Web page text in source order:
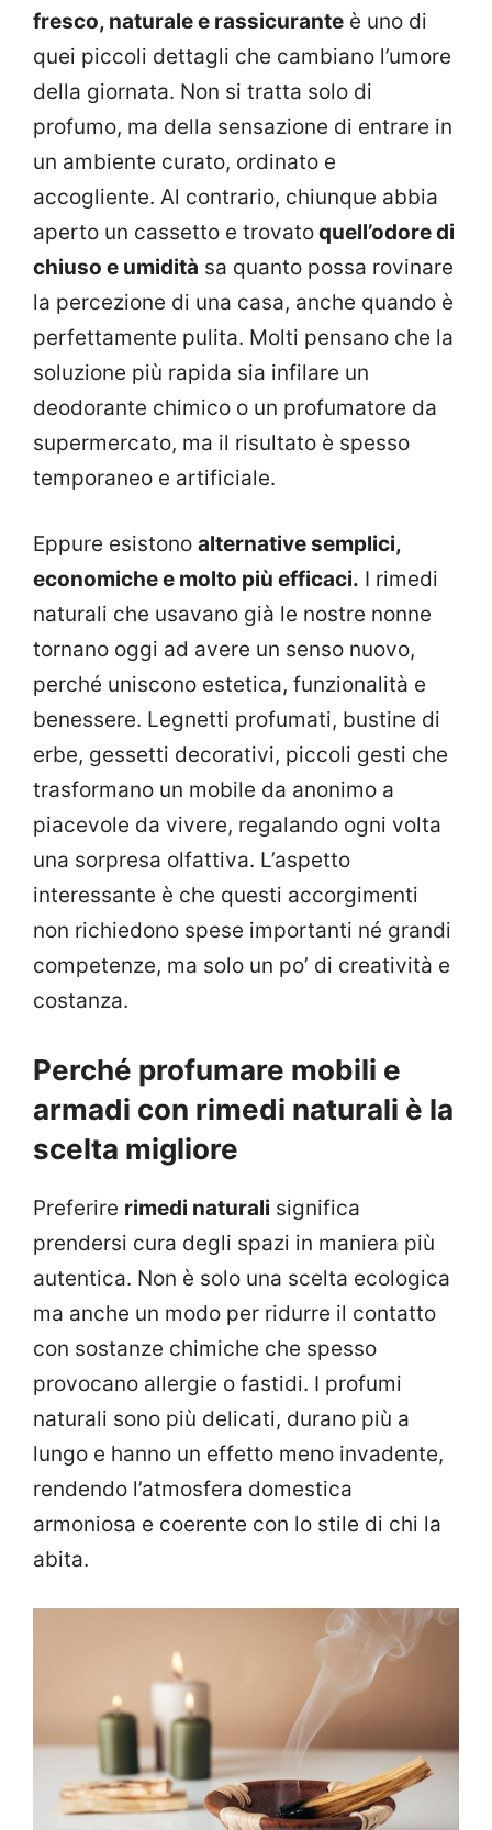
fresco, naturale e rassicurante è uno di
quei piccoli dettagli che cambiano l’umore
della giornata. Non si tratta solo di
profumo, ma della sensazione di entrare in
un ambiente curato, ordinato e
accogliente. Al contrario, chiunque abbia
aperto un cassetto e trovatoquell’odore di
chiuso e umidità sa quanto possa rovinare
la percezione di una casa, anche quando è
perfettamente pulita. Molti pensano che la
soluzione più rapida sia infilare un
deodorante chimico o un profumatore da
supermercato, ma il risultato è spesso
temporaneo e artificiale.
Eppure esistono alternative semplici,
economiche e molto più efficaci. I rimedi
naturali che usavano già le nostre nonne
tornano oggi ad avere un senso nuovo,
perché uniscono estetica, funzionalità e
benessere. Legnetti profumati, bustine di
erbe, gessetti decorativi, piccoli gesti che
trasformano un mobile da anonimo a
piacevole da vivere, regalando ogni volta
una sorpresa olfattiva. L’aspetto
interessante è che questi accorgimenti
non richiedono spese importanti né grandi
competenze, ma solo un po’ di creatività e
costanza.
Perché profumare mobili e
armadi con rimedi naturali è la
scelta migliore
Preferire rimedi naturali significa
prendersi cura degli spazi in maniera più
autentica. Non è solo una scelta ecologica
ma anche un modo per ridurre il contatto
con sostanze chimiche che spesso
provocano allergie o fastidi. I profumi
naturali sono più delicati, durano più a
lungo e hanno un effetto meno invadente,
rendendo l’atmosfera domestica
armoniosa e coerente con lo stile di chi la
abita.